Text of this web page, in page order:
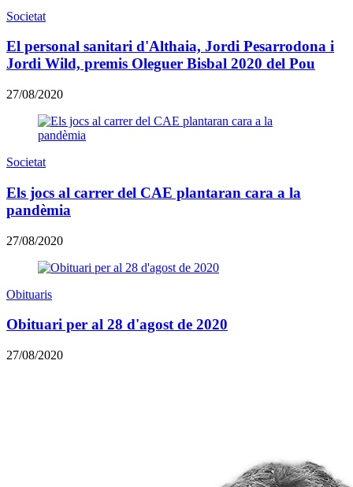
Societat
El personal sanitari d'Althaia, Jordi Pesarrodona i
Jordi Wild, premis Oleguer Bisbal 2020 del Pou
27/08/2020
Societat
Els jocs al carrer del CAE plantaran cara a la
pandèmia
27/08/2020
Obituaris
Obituari per al 28 d'agost de 2020
27/08/2020